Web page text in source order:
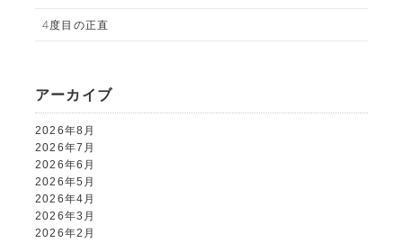
4度目の正直
アーカイブ
2026年8月
2026年7月
2026年6月
2026年5月
2026年4月
2026年3月
2026年2月